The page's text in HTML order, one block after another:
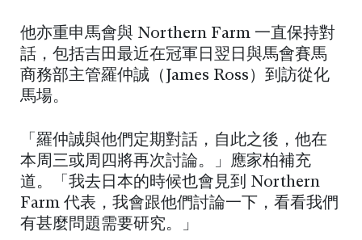
他亦重申馬會與 Northern Farm 一直保持對
話，包括吉田最近在冠軍日翌日與馬會賽馬
商務部主管羅仲誠（James Ross）到訪從化
馬場。
「羅仲誠與他們定期對話，自此之後，他在
本周三或周四將再次討論。」應家柏補充
道。「我去日本的時候也會見到 Northern
Farm 代表，我會跟他們討論一下，看看我們
有甚麼問題需要研究。」